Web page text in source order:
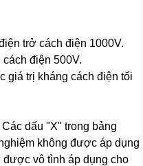
trở cách điện 1000V.
điện 500V.
giá trị kháng cách điện tối
Các dấu "X" trong bảng
không được áp dụng
được vô tình áp dụng cho